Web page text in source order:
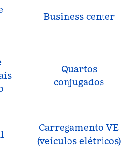
Business center
Quartos
conjugados
Carregamento VE
(veículos elétricos)